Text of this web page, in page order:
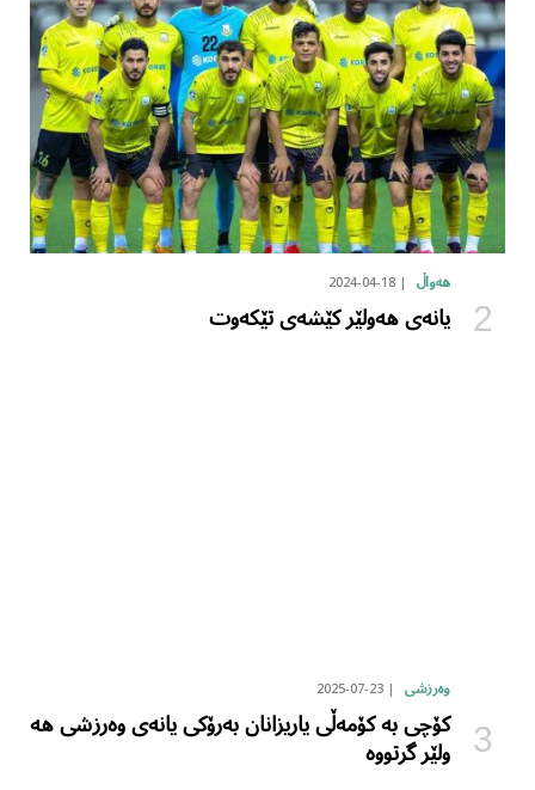
هەواڵ 2024-04-18
یانەی هەولێر کێشەی تێکەوت
وەرزشی 2025-07-23
کۆچی بە کۆمەڵی یاریزانان بەرۆکی یانەی وەرزشی هە
ولێر گرتووە